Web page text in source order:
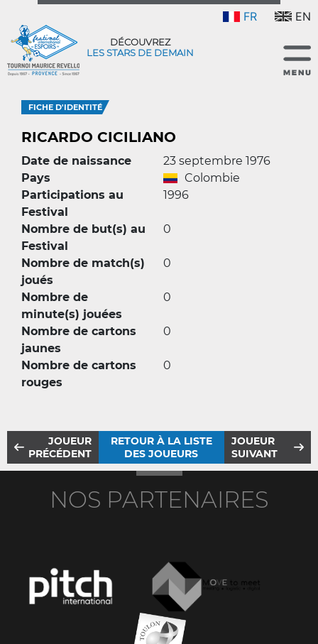
FR EN
DÉCOUVREZ
LES STARS DE DEMAIN
FICHE D'IDENTITÉ
RICARDO CICILIANO
Date de naissance
23 septembre 1976
Pays
Colombie
Participations au
Festival
1996
Nombre de but(s) au
Festival
0
Nombre de match(s)
joués
0
Nombre de
minute(s) jouées
0
Nombre de cartons
jaunes
0
Nombre de cartons
rouges
0
JOUEUR
PRÉCÉDENT
RETOUR À LA LISTE
DES JOUEURS
JOUEUR
SUIVANT
NOS PARTENAIRES